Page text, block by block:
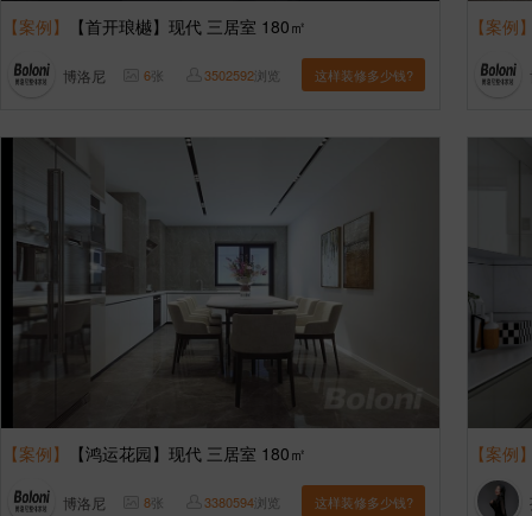
【案例】 【首开琅樾】现代 三居室 180㎡
博洛尼 6张 3502592浏览 这样装修多少钱?
【案例
【案例】 【鸿运花园】现代 三居室 180㎡
博洛尼 8张 3380594浏览 这样装修多少钱?
【案例